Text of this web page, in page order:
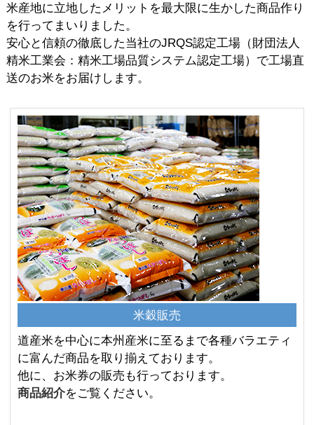
米産地に立地したメリットを最大限に生かした商品作り
を行ってまいりました。
安心と信頼の徹底した当社のJRQS認定工場（財団法人
精米工業会：精米工場品質システム認定工場）で工場直
送のお米をお届けします。
米穀販売
道産米を中心に本州産米に至るまで各種バラエティ
に富んだ商品を取り揃えております。
他に、お米券の販売も行っております。
商品紹介をご覧ください。